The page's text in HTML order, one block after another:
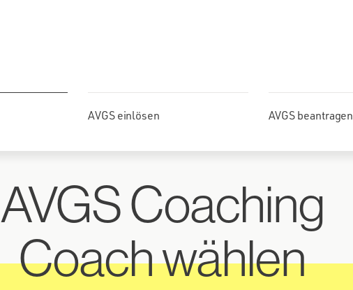
AVGS einlösen AVGS beantragen
AVGS Coaching
Coach wählen